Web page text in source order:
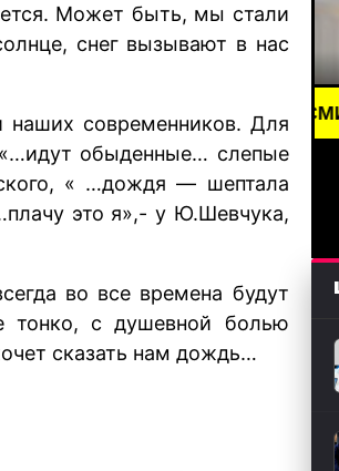
Может быть, мы стали
снег вызывают в нас
наших современников. Для
обыденные… слепые
« …дождя — шептала
это я»,- у Ю.Шевчука,
во все времена будут
тонко, с душевной болью
сказать нам дождь…
/// НОВОСТИ (СМИ) ///